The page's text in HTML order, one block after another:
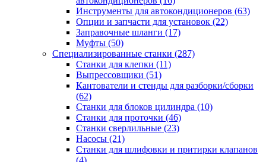
Инструменты для автокондиционеров (63)
Опции и запчасти для установок (22)
Заправочные шланги (17)
Муфты (50)
Специализированные станки (287)
Станки для клепки (11)
Выпрессовщики (51)
Кантователи и стенды для разборки/сборки
(62)
Станки для блоков цилиндра (10)
Станки для проточки (46)
Станки сверлильные (23)
Насосы (21)
Станки для шлифовки и притирки клапанов
(4)